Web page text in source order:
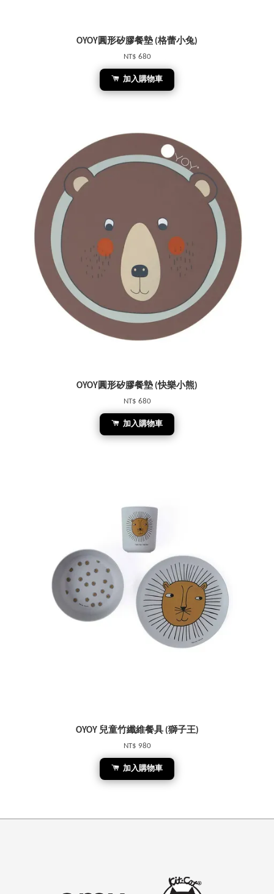
OYOY圓形矽膠餐墊 (格蕾小兔)
NT$ 680
加入購物車
OYOY圓形矽膠餐墊 (快樂小熊)
NT$ 680
加入購物車
OYOY 兒童竹纖維餐具 (獅子王)
NT$ 980
加入購物車